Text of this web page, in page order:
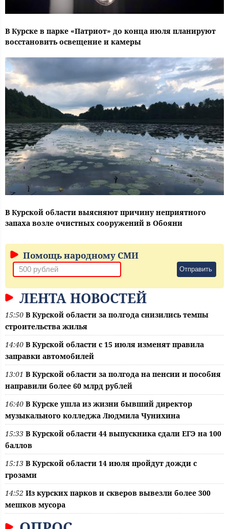
В Курске в парке «Патриот» до конца июля планируют
восстановить освещение и камеры
В Курской области выясняют причину неприятного
запаха возле очистных сооружений в Обояни
Помощь народному СМИ
Отправить
ЛЕНТА НОВОСТЕЙ
15:50 В Курской области за полгода снизились темпы
строительства жилья
14:40 В Курской области с 15 июля изменят правила
заправки автомобилей
13:01 В Курской области за полгода на пенсии и пособия
направили более 60 млрд рублей
16:40 В Курске ушла из жизни бывший директор
музыкального колледжа Людмила Чунихина
15:33 В Курской области 44 выпускника сдали ЕГЭ на 100
баллов
15:13 В Курской области 14 июля пройдут дожди с
грозами
14:52 Из курских парков и скверов вывезли более 300
мешков мусора